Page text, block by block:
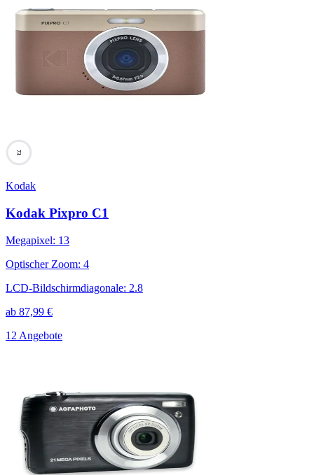
73
Kodak
Kodak Pixpro C1
Megapixel: 13
Optischer Zoom: 4
LCD-Bildschirmdiagonale: 2.8
ab 87,99 €
12 Angebote